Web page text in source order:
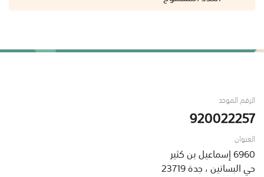
الرقم الموحد
920022257
العنوان
6960 إسماعيل بن كثير
حي البساتين ، جدة 23719